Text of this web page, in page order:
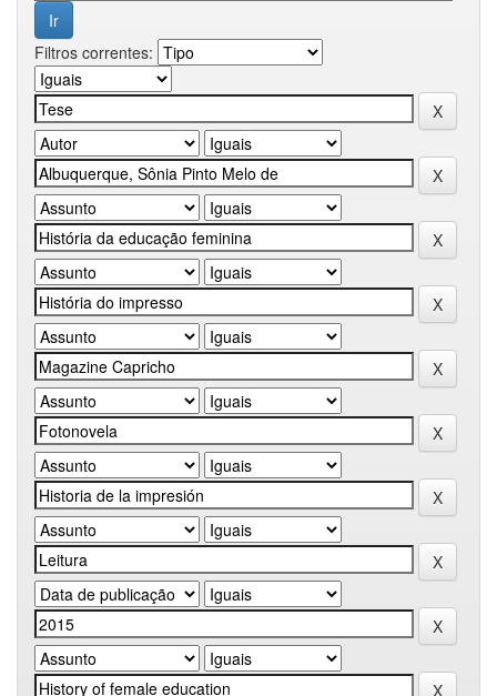
Filtros correntes: